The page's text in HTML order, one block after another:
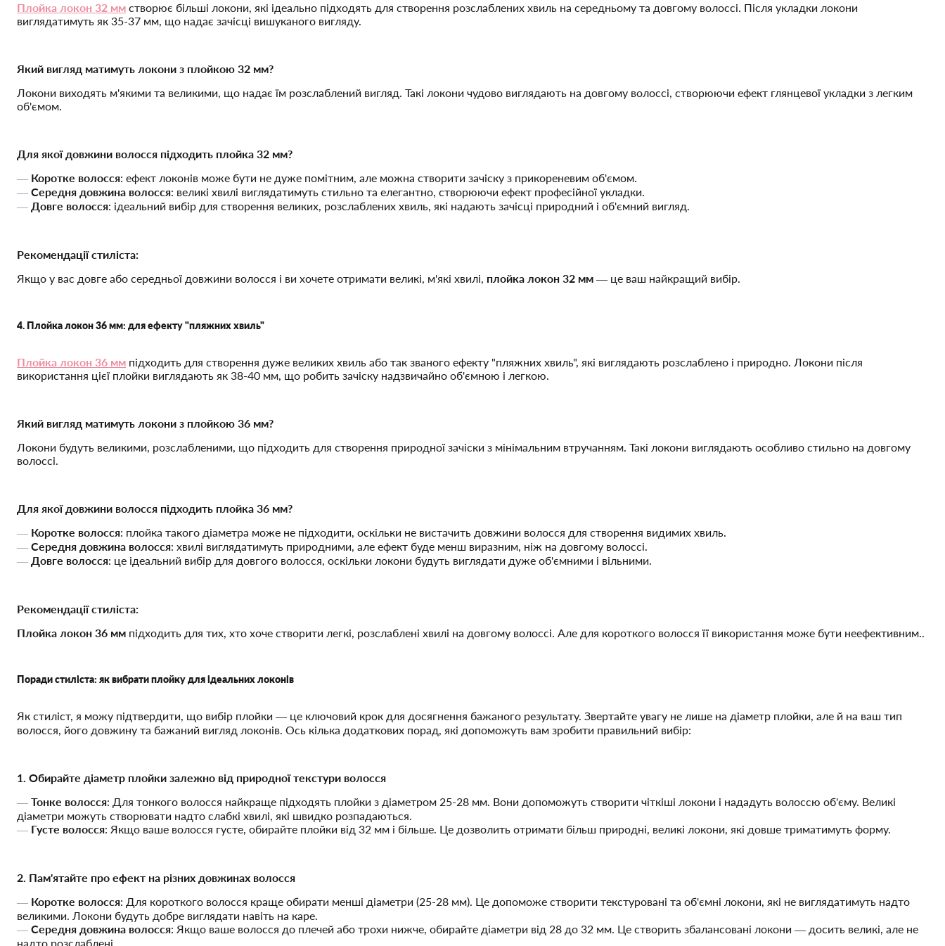
Плойка локон 32 мм створює більші локони, які ідеально підходять для створення розслаблених хвиль на середньому та довгому волоссі. Після укладки локони
виглядатимуть як 35-37 мм, що надає зачісці вишуканого вигляду.
Який вигляд матимуть локони з плойкою 32 мм?
Локони виходять м'якими та великими, що надає їм розслаблений вигляд. Такі локони чудово виглядають на довгому волоссі, створюючи ефект глянцевої укладки з легким
об'ємом.
Для якої довжини волосся підходить плойка 32 мм?
Коротке волосся: ефект локонів може бути не дуже помітним, але можна створити зачіску з прикореневим об'ємом.
Середня довжина волосся: великі хвилі виглядатимуть стильно та елегантно, створюючи ефект професійної укладки.
Довге волосся: ідеальний вибір для створення великих, розслаблених хвиль, які надають зачісці природний і об'ємний вигляд.
Рекомендації стиліста:
Якщо у вас довге або середньої довжини волосся і ви хочете отримати великі, м'які хвилі, плойка локон 32 мм — це ваш найкращий вибір.
4. Плойка локон 36 мм: для ефекту "пляжних хвиль"
Плойка локон 36 мм підходить для створення дуже великих хвиль або так званого ефекту "пляжних хвиль", які виглядають розслаблено і природно. Локони після
використання цієї плойки виглядають як 38-40 мм, що робить зачіску надзвичайно об'ємною і легкою.
Який вигляд матимуть локони з плойкою 36 мм?
Локони будуть великими, розслабленими, що підходить для створення природної зачіски з мінімальним втручанням. Такі локони виглядають особливо стильно на довгому
волоссі.
Для якої довжини волосся підходить плойка 36 мм?
Коротке волосся: плойка такого діаметра може не підходити, оскільки не вистачить довжини волосся для створення видимих хвиль.
Середня довжина волосся: хвилі виглядатимуть природними, але ефект буде менш виразним, ніж на довгому волоссі.
Довге волосся: це ідеальний вибір для довгого волосся, оскільки локони будуть виглядати дуже об'ємними і вільними.
Рекомендації стиліста:
Плойка локон 36 мм підходить для тих, хто хоче створити легкі, розслаблені хвилі на довгому волоссі. Але для короткого волосся її використання може бути неефективним..
Поради стиліста: як вибрати плойку для ідеальних локонів
Як стиліст, я можу підтвердити, що вибір плойки — це ключовий крок для досягнення бажаного результату. Звертайте увагу не лише на діаметр плойки, але й на ваш тип
волосся, його довжину та бажаний вигляд локонів. Ось кілька додаткових порад, які допоможуть вам зробити правильний вибір:
1. Обирайте діаметр плойки залежно від природної текстури волосся
Тонке волосся: Для тонкого волосся найкраще підходять плойки з діаметром 25-28 мм. Вони допоможуть створити чіткіші локони і нададуть волоссю об'єму. Великі
діаметри можуть створювати надто слабкі хвилі, які швидко розпадаються.
Густе волосся: Якщо ваше волосся густе, обирайте плойки від 32 мм і більше. Це дозволить отримати більш природні, великі локони, які довше триматимуть форму.
2. Пам'ятайте про ефект на різних довжинах волосся
Коротке волосся: Для короткого волосся краще обирати менші діаметри (25-28 мм). Це допоможе створити текстуровані та об'ємні локони, які не виглядатимуть надто
великими. Локони будуть добре виглядати навіть на каре.
Середня довжина волосся: Якщо ваше волосся до плечей або трохи нижче, обирайте діаметри від 28 до 32 мм. Це створить збалансовані локони — досить великі, але не
надто розслаблені.